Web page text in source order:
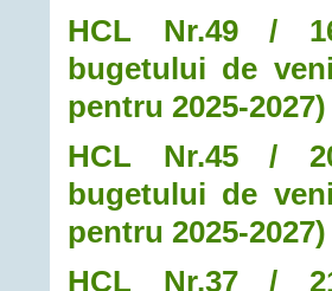
HCL Nr.49 /
bugetului de
pentru 2025-2027)
HCL Nr.45 /
bugetului de
pentru 2025-2027)
HCL Nr.37 /